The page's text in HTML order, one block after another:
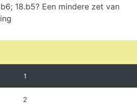
18.b5? Een mindere zet van
interne
1
2